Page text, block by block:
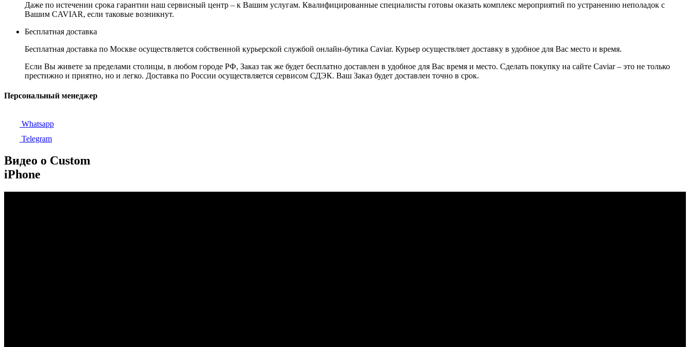
Даже по истечении срока гарантии наш сервисный центр – к Вашим услугам. Квалифицированные специалисты готовы оказать комплекс мероприятий по устранению неполадок с
Вашим CAVIAR, если таковые возникнут.
Бесплатная доставка
Бесплатная доставка по Москве осуществляется собственной курьерской службой онлайн-бутика Caviar. Курьер осуществляет доставку в удобное для Вас место и время.
Если Вы живете за пределами столицы, в любом городе РФ, Заказ так же будет бесплатно доставлен в удобное для Вас время и место. Сделать покупку на сайте Caviar – это не только
престижно и приятно, но и легко. Доставка по России осуществляется сервисом СДЭК. Ваш Заказ будет доставлен точно в срок.
Персональный менеджер
Whatsapp
Telegram
Видео о Custom
iPhone